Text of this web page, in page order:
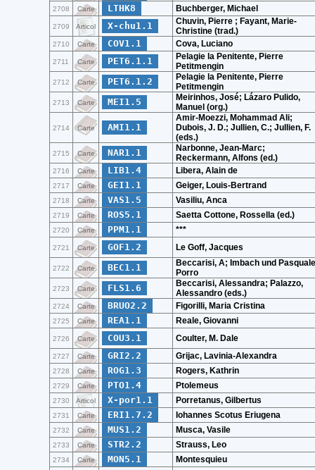
2708 Carte LTHK8 Buchberger, Michael
2709 Articol X-chu1.1
Chuvin, Pierre ; Fayant, Marie-
Christine (trad.)
2710 Carte COV1.1 Cova, Luciano
2711 Carte PET6.1.1
Pelagie la Penitente, Pierre
Petitmengin
2712 Carte PET6.1.2
Pelagie la Penitente, Pierre
Petitmengin
2713 Carte MEI1.5
Meirinhos, José; Lázaro Pulido,
Manuel (org.)
2714 Carte AMI1.1
Amir-Moezzi, Mohammad Ali;
Dubois, J. D.; Jullien, C.; Jullien, F.
(eds.)
2715 Carte NAR1.1
Narbonne, Jean-Marc;
Reckermann, Alfons (ed.)
2716 Carte LIB1.4 Libera, Alain de
2717 Carte GEI1.1 Geiger, Louis-Bertrand
2718 Carte VAS1.5 Vasiliu, Anca
2719 Carte ROS5.1 Saetta Cottone, Rossella (ed.)
2720 Carte PPM1.1 ***
2721 Carte GOF1.2 Le Goff, Jacques
2722 Carte BEC1.1
Beccarisi, A; Imbach und Pasquale
Porro
2723 Carte FLS1.6
Beccarisi, Alessandra; Palazzo,
Alessandro (eds.)
2724 Carte BRUO2.2 Figorilli, Maria Cristina
2725 Carte REA1.1 Reale, Giovanni
2726 Carte COU3.1 Coulter, M. Dale
2727 Carte GRI2.2 Grijac, Lavinia-Alexandra
2728 Carte ROG1.3 Rogers, Kathrin
2729 Carte PTO1.4 Ptolemeus
2730 Articol X-por1.1 Porretanus, Gilbertus
2731 Carte ERI1.7.2 Iohannes Scotus Eriugena
2732 Carte MUS1.2 Musca, Vasile
2733 Carte STR2.2 Strauss, Leo
2734 Carte MON5.1 Montesquieu